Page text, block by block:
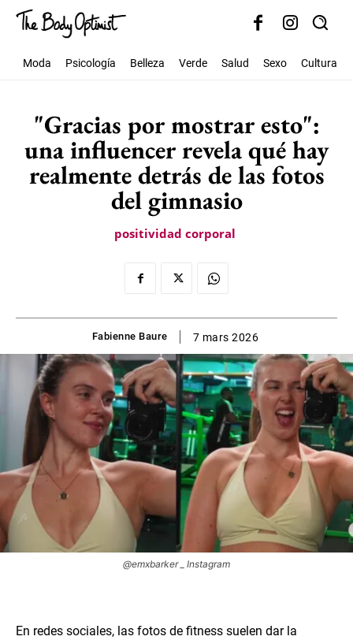
Moda Psicología Belleza Verde Salud Sexo Cultura
"Gracias por mostrar esto":
una influencer revela qué hay
realmente detrás de las fotos
del gimnasio
positividad corporal
Fabienne Baure 7 mars 2026
@emxbarker _ Instagram
En redes sociales, las fotos de fitness suelen dar la